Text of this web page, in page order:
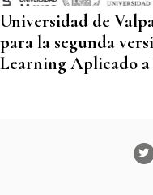
Universidad de
para la segunda
Learning Aplicado